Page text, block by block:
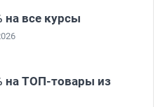
на все курсы
на ТОП-товары из